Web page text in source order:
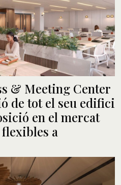
& Meeting Center
de tot el seu edifici
en el mercat
flexibles a